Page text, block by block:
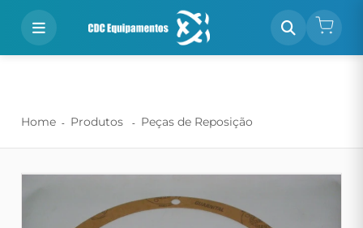
Home Produtos Peças de Reposição